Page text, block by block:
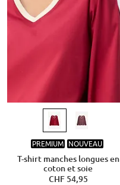
PREMIUM NOUVEAU
T-shirt manches longues en
coton et soie
CHF 54,95